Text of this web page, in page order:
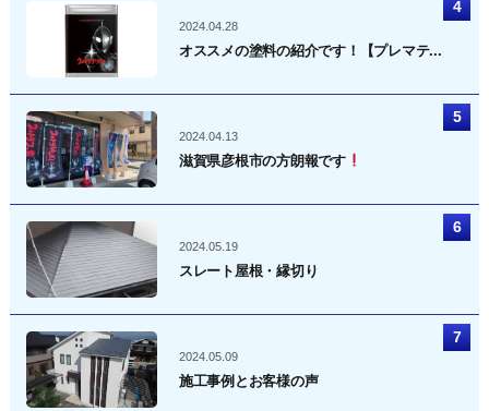
2024.04.28
オススメの塗料の紹介です！【プレマテ...
2024.04.13
滋賀県彦根市の方朗報です
2024.05.19
スレート屋根・縁切り
2024.05.09
施工事例とお客様の声